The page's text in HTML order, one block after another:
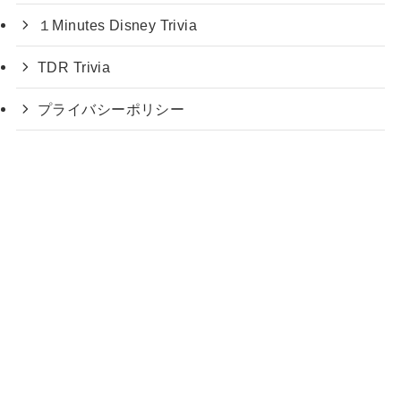
１Minutes Disney Trivia
TDR Trivia
プライバシーポリシー